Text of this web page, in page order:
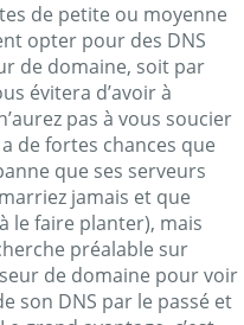
de petite ou moyenne
opter pour des DNS
de domaine, soit par
évitera d’avoir à
pas à vous soucier
de fortes chances que
que ses serveurs
jamais et que
le faire planter), mais
préalable sur
de domaine pour voir
son DNS par le passé et